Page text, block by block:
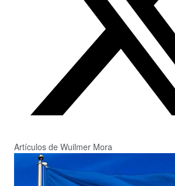
Artículos de Wuilmer Mora